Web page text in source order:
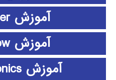
آموزش rapidminer
آموزش ShowFlow
آموزش SimElectronics